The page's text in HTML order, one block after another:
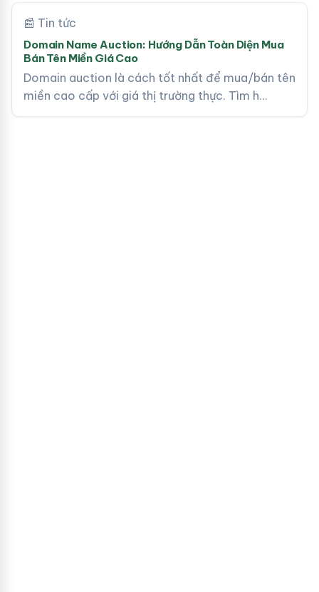
📰 Tin tức
Domain Name Auction: Hướng Dẫn Toàn Diện Mua
Bán Tên Miền Giá Cao
Domain auction là cách tốt nhất để mua/bán tên
miền cao cấp với giá thị trường thực. Tìm h…